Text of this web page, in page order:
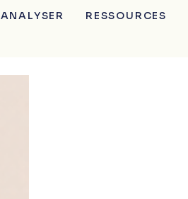
ANALYSER RESSOURCES